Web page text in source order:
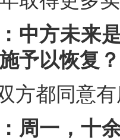
中方未来
予以恢复？
方都同意
周一，十